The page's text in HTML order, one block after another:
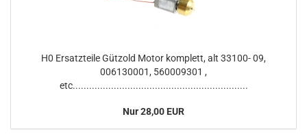
H0 Ersatzteile Gützold Motor komplett, alt 33100- 09,
006130001, 560009301 ,
etc................................................................
Nur 28,00 EUR